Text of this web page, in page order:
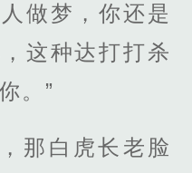
做梦，你还是
这种达打打杀
。”
那白虎长老脸